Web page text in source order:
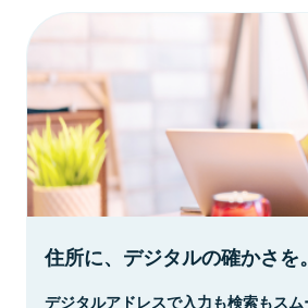
住所に、デジタルの確かさを。
デジタルアドレスで入力も検索もスム